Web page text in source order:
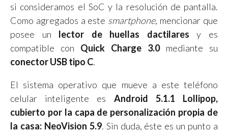
si consideramos el SoC y la resolución de pantalla.
Como agregados a este smartphone, mencionar que
posee un lector de huellas dactilares y es
compatible con Quick Charge 3.0mediante su
conector USB tipo C.
El sistema operativo que mueve a este teléfono
celular inteligente es Android 5.1.1 Lollipop,
cubierto por la capa de personalización propia de
la casa: NeoVision 5.9. Sin duda, éste es un punto a